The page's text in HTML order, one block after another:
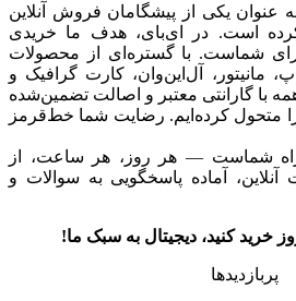
عنوان یکی از پیشگامان فروش آنلاین
است. در ای‌بای، هدف ما خریدی
شماست. با گستره‌ای از محصولات
آل‌این‌وان، کارت گرافیک و
با گارانتی معتبر و اصالت تضمین‌شده
متحول کرده‌ایم. رضایت شما خط‌قرمز
شماست — هر روز، هر ساعت، از
آماده پاسخگویی به سوالات و
خرید کنید، دیجیتال به سبک ما!
پربازدیدها